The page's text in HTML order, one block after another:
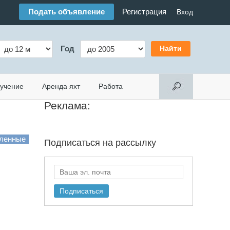
Подать объявление Регистрация Вход
Год
Аренда яхт Работа
Реклама:
Подписаться на рассылку